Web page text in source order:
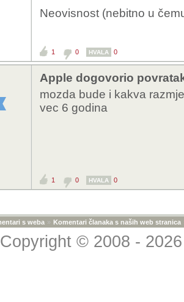
Neovisnost (nebitno u
1 0 HVALA 0
Apple dogovorio
mozda bude i kakva
vec 6 godina
1 0 HVALA 0
s weba » Komentari članaka s naših web stranica
Copyright © 2008 -